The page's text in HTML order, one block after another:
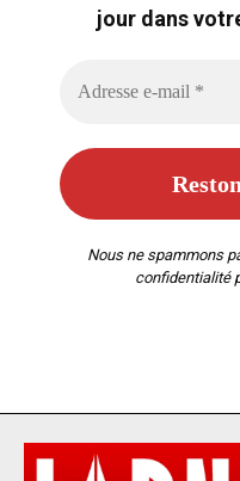
jour dans
Nous ne spammons
confidentialité